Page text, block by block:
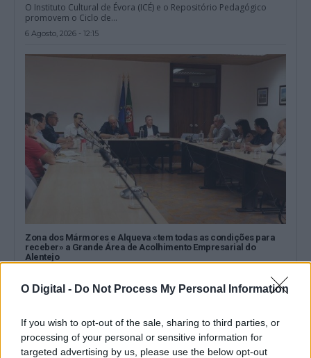
O Digital - Do Not Process My Personal Information
If you wish to opt-out of the sale, sharing to third parties, or
processing of your personal or sensitive information for
targeted advertising by us, please use the below opt-out
O Instituto Cultural de Évora (ICÉ) e o Repositório Pedagógico
promovem o Ciclo de...
6 Agosto, 2026 - 12:15
Zona dos Mármores e Alqueva «tem todas as condições para
receber» a Grande Área de Acolhimento Empresarial do
Alentejo
5 Agosto, 2026 - 17:10